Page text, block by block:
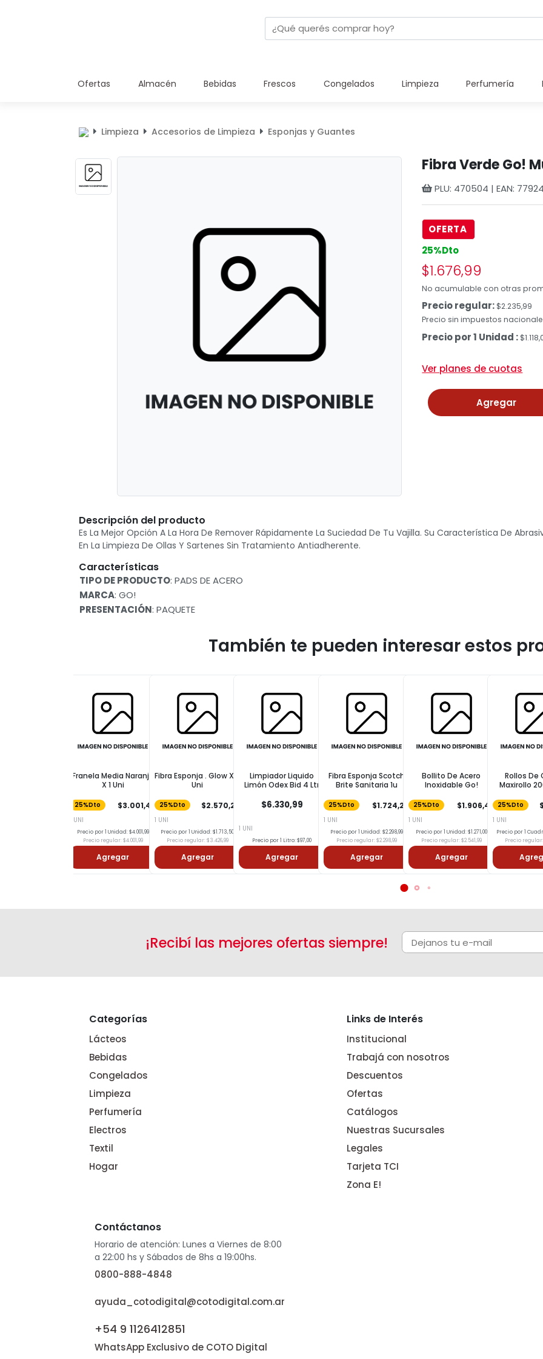
Ofertas Almacén Bebidas Frescos Congelados Limpieza Perfumería
Limpieza Accesorios de Limpieza Esponjas y Guantes
Fibra Verde Go!
PLU: 470504 | EAN:
OFERTA
25%Dto
$1.676,99
No acumulable con otras
Precio regular: $2.235,99
Precio sin impuestos
Precio por 1 Unidad :
Ver planes de cuotas
Agregar
Descripción del producto
Es La Mejor Opción A La Hora De Remover Rápidamente La Suciedad De Tu Vajilla. Su Característica De
En La Limpieza De Ollas Y Sartenes Sin Tratamiento Antiadherente.
Características
TIPO DE PRODUCTO: PADS DE ACERO
MARCA: GO!
PRESENTACIÓN: PAQUETE
También te pueden interesar estos
Franela Media Naranja
X 1 Uni
25%Dto $3.001,49
1 UNI
Precio por 1 Unidad: $4.001,99
Precio regular: $4.001,99
Agregar
Fibra Esponja . Glow X 2
Uni
25%Dto $2.570,24
1 UNI
Precio por 1 Unidad: $1.713,50
Precio regular: $3.426,99
Agregar
Limpiador Liquido
Limón Odex Bid 4 Ltr
$6.330,99
1 UNI
Precio por 1 Litro: $97,00
Agregar
Fibra Esponja Scotch
Brite Sanitaria 1u
25%Dto $1.724,24
1 UNI
Precio por 1 Unidad: $2.298,99
Precio regular: $2.298,99
Agregar
Bollito De Acero
Inoxidable Go!
25%Dto $1.906,49
1 UNI
Precio por 1 Unidad: $1.271,00
Precio regular: $2.541,99
Agregar
Rollos De
Maxirollo
25%Dto
1 UNI
Precio por 1
Precio regular:
¡Recibí las mejores ofertas siempre!
Categorías
Lácteos
Bebidas
Congelados
Limpieza
Perfumería
Electros
Textil
Hogar
Links de Interés
Institucional
Trabajá con nosotros
Descuentos
Ofertas
Catálogos
Nuestras Sucursales
Legales
Tarjeta TCI
Zona E!
Contáctanos
Horario de atención: Lunes a Viernes de 8:00
a 22:00 hs y Sábados de 8hs a 19:00hs.
0800-888-4848
ayuda_cotodigital@cotodigital.com.ar
+54 9 1126412851
WhatsApp Exclusivo de COTO Digital